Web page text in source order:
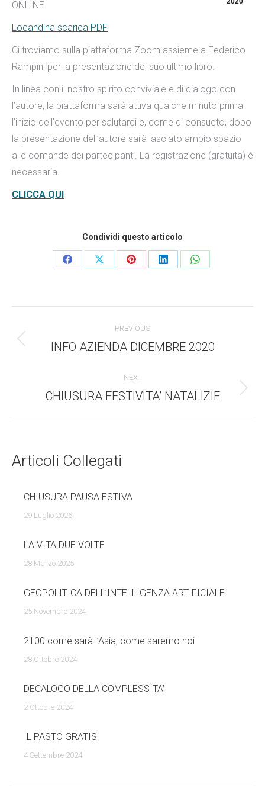
ONLINE
Locandina scarica PDF
Ci troviamo sulla piattaforma Zoom assieme a Federico
Rampini per la presentazione del suo ultimo libro.
In linea con il nostro spirito conviviale e di dialogo con
l’autore, la piattaforma sarà attiva qualche minuto prima
l’inizio dell’evento per salutarci e, come di consueto, dopo
la presentazione dell’autore sarà lasciato ampio spazio
alle domande dei partecipanti. La registrazione (gratuita) é
necessaria.
CLICCA QUI
Condividi questo articolo
CondividiCondividiCondividiCondividiCondividi
Commento
di
navigazione
PREVIOUS
Stile
INFO AZIENDA DICEMBRE 2020
NEXT
Numero
CHIUSURA FESTIVITA’ NATALIZIE
Articoli Collegati
CHIUSURA PAUSA ESTIVA
29 Luglio 2026
LA VITA DUE VOLTE
28 Marzo 2025
GEOPOLITICA DELL’INTELLIGENZA ARTIFICIALE
25 Novembre 2024
2100 come sarà l’Asia, come saremo noi
28 Ottobre 2024
DECALOGO DELLA COMPLESSITA’
2 Ottobre 2024
IL PASTO GRATIS
4 Settembre 2024